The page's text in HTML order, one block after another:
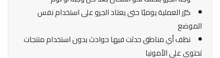
كرّر العملية يوميًا حتى يعتاد الجرو على استخدام نفس
الموضع
نظف أي مناطق حدثت فيها حوادث بدون استخدام منتجات
تحتوي على الأمونيا